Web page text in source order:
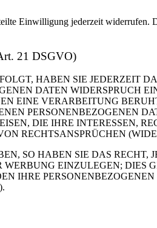
Einwilligung jederzeit widerrufen.
21 DSGVO)
HABEN SIE JEDERZEIT
DATEN WIDERSPRUCH
EINE VERARBEITUNG
PERSONENBEZOGENEN
DIE IHRE INTERESSEN,
RECHTSANSPRÜCHEN
SO HABEN SIE DAS RECHT,
EINZULEGEN; DIES
IHRE